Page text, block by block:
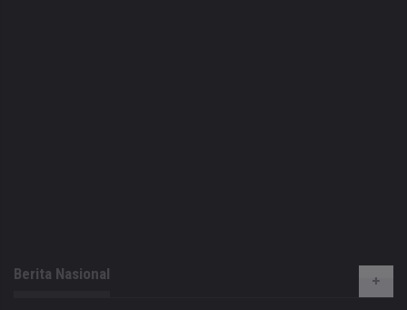
Berita Nasional